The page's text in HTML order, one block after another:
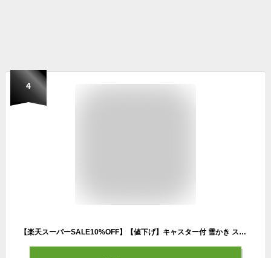
4
【楽天スーパーSALE10%OFF】【値下げ】キャスター付 雪かき スコップ シャベル スノープッシャー ブラック 軽量 車輪付き らくらく 除雪 ママさんダンプ スノーダンプ 雪かき用シャベル 雪かきスコップ 除雪ダンプ 雪かきシャベル 除雪用品 道具 雪おろ